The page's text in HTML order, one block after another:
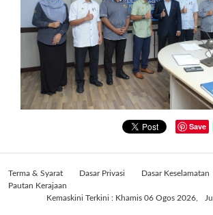
Save
Terma & Syarat Dasar Privasi Dasar Keselamatan
Pautan Kerajaan
Kemaskini Terkini : Khamis 06 Ogos 2026,